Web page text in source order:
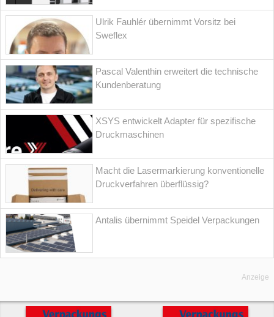
Ulrik Fauhlér übernimmt Vorsitz bei
Sweflex
Pascal Valenthin erweitert die technische
Kundenberatung
XSYS entwickelt Adapter für spezifische
Druckmaschinen
Macht die Lasermarkierung konventionelle
Druckverfahren überflüssig?
Antalis übernimmt Speidel Verpackungen
Anzeige